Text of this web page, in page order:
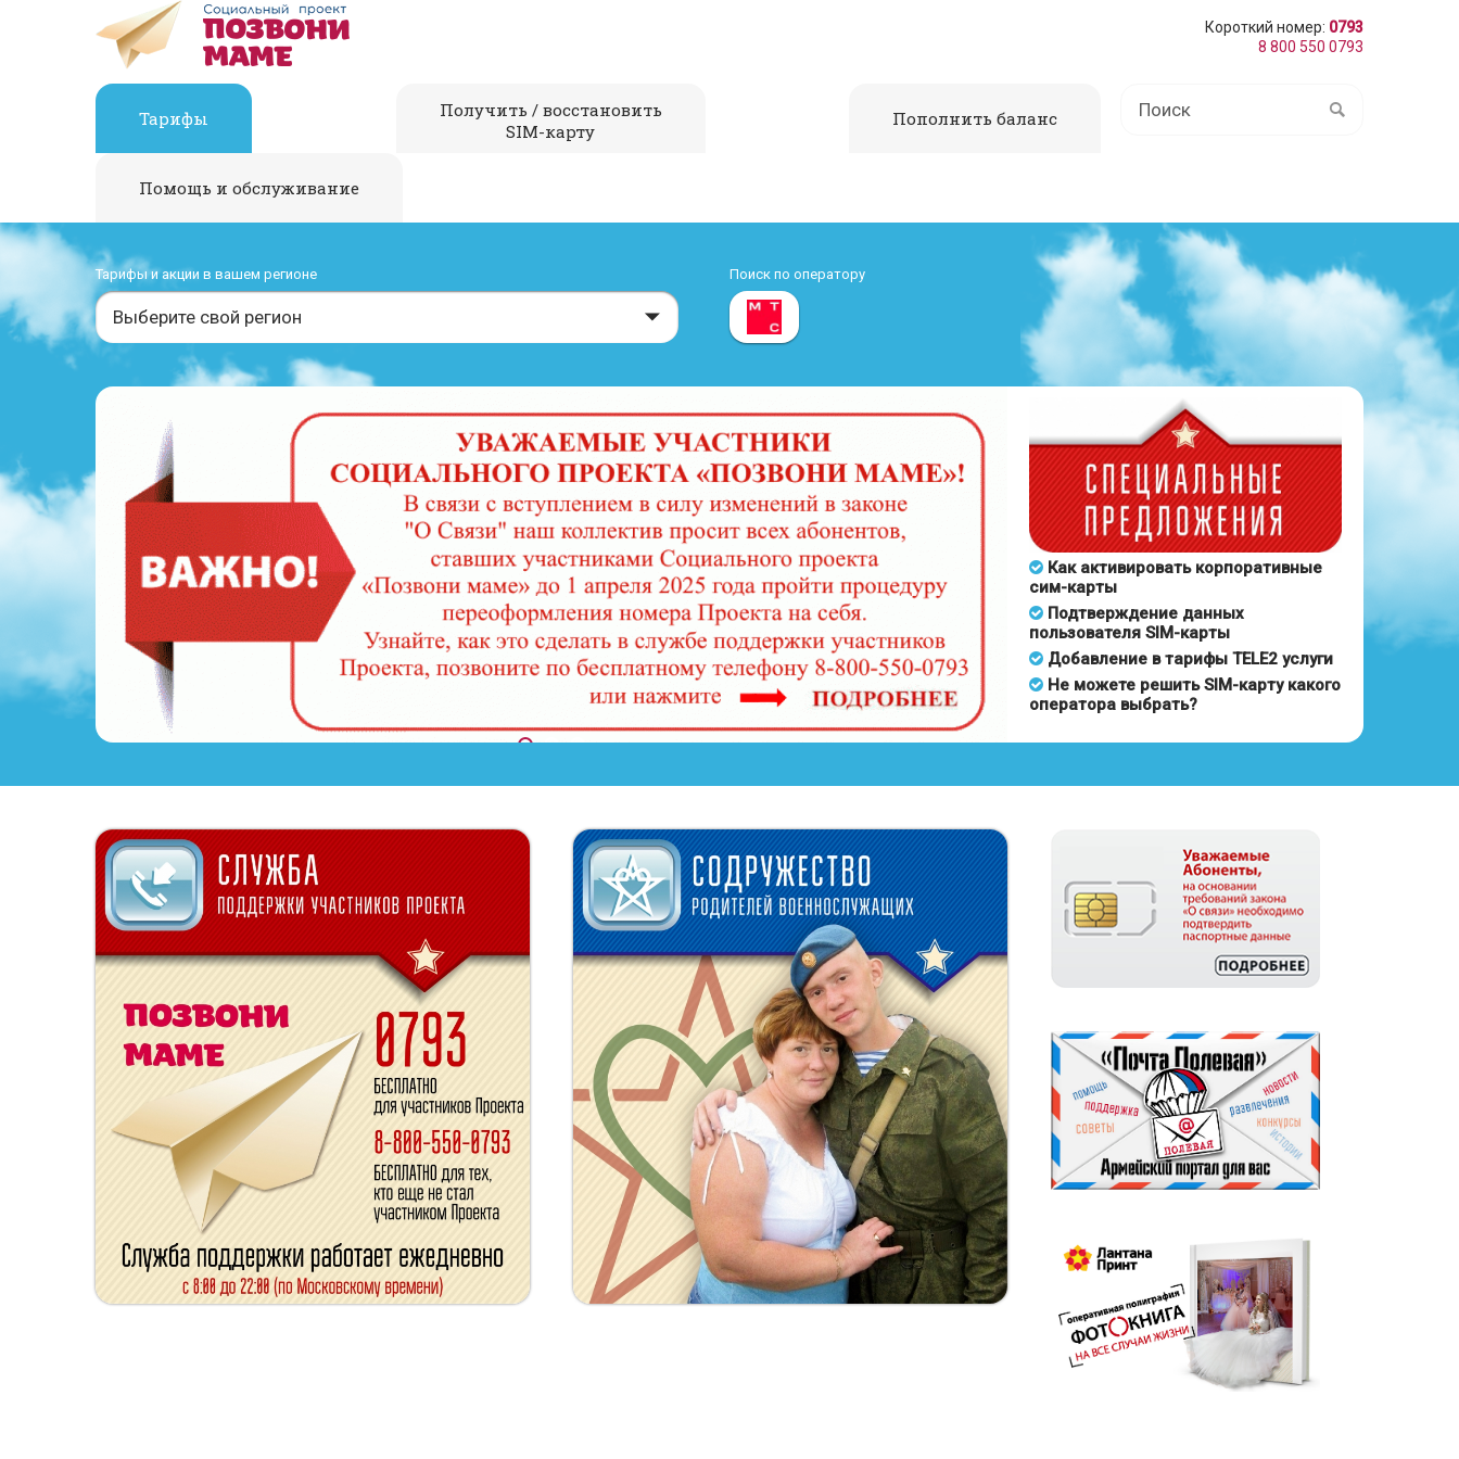
Короткий номер: 0793
8 800 550 0793
Тарифы
Получить / восстановить
SIM-карту
Пополнить баланс
Помощь и обслуживание
Тарифы и акции в вашем регионе
Выберите свой регион
Поиск по оператору
Как активировать корпоративные
сим-карты
Подтверждение данных
пользователя SIM-карты
Добавление в тарифы TELE2 услуги
Не можете решить SIM-карту какого
оператора выбрать?